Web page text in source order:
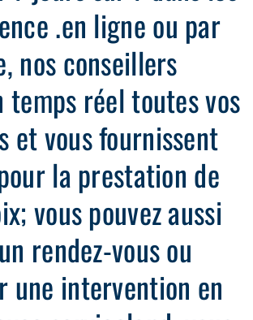
.en ligne ou par
nos conseillers
temps réel toutes vos
et vous fournissent
la prestation de
vous pouvez aussi
rendez-vous ou
une intervention en